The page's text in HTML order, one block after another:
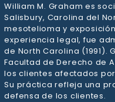
William M. Graham es
Salisbury, Carolina del
mesotelioma y
experiencia legal, fue
de North Carolina (1991).
Facultad de Derecho de
los clientes afectados
Su práctica refleja una
defensa de los clientes.